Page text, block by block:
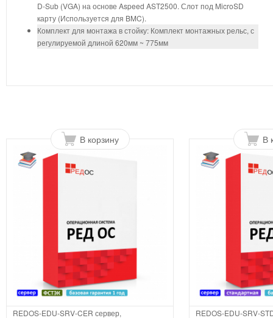
D-Sub (VGA) на основе Aspeed AST2500. Слот под MicroSD
карту (Используется для BMC).
Комплект для монтажа в стойку: Комплект монтажных рельс, с
регулируемой длиной 620мм ~ 775мм
В корзину
REDOS-EDU-SRV-CER сервер,
В
REDOS-EDU-SRV-